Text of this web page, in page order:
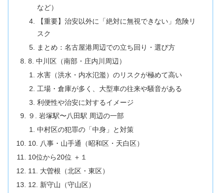
など）
【重要】治安以外に「絶対に無視できない」危険リ
スク
まとめ：名古屋港周辺での立ち回り・選び方
8. 中川区（南部・庄内川周辺）
水害（洪水・内水氾濫）のリスクが極めて高い
工場・倉庫が多く、大型車の往来や騒音がある
利便性や治安に対するイメージ
９. 岩塚駅〜八田駅 周辺の一部
中村区の犯罪の「中身」と対策
10. 八事・山手通（昭和区・天白区）
10位から20位 ＋１
11. 大曽根（北区・東区）
12. 新守山（守山区）